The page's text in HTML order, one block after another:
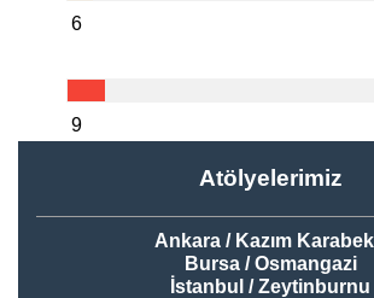
6
9
Atölyelerimiz
Ankara / Kazım
Bursa / Osmangazi
İstanbul / Zeytinburnu